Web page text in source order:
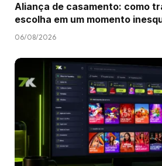
Aliança de casamento: como
escolha em um momento
06/08/2026